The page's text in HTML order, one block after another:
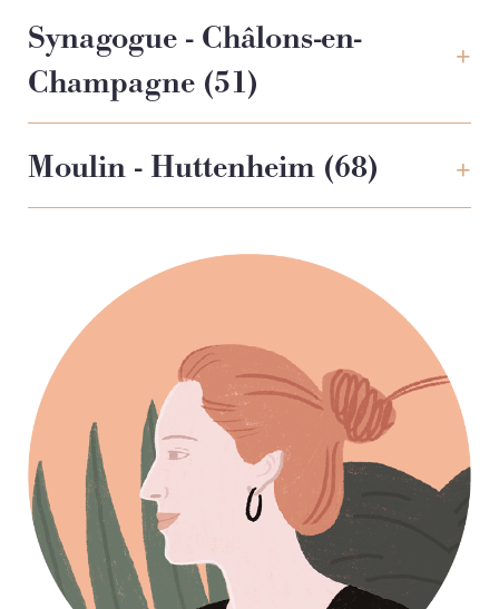
Synagogue - Châlons-en-
Champagne (51)
Moulin - Huttenheim (68)